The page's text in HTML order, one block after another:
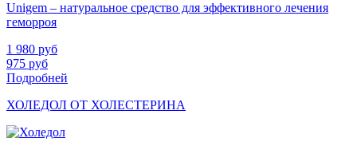
Unigem – натуральное средство для эффективного лечения
геморроя
1 980 руб
975 руб
Подробней
ХОЛЕДОЛ ОТ ХОЛЕСТЕРИНА